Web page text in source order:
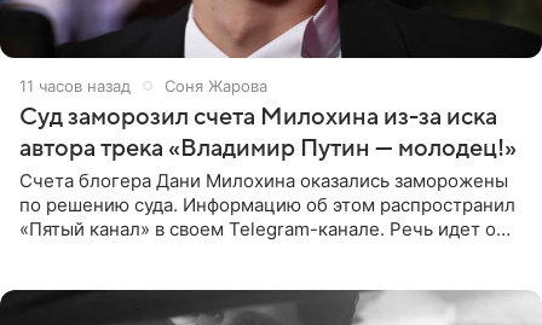
11 часов назад Соня Жарова
Суд заморозил счета Милохина из-за иска
автора трека «Владимир Путин — молодец!»
Счета блогера Дани Милохина оказались заморожены
по решению суда. Информацию об этом распространил
«Пятый канал» в своем Telegram-канале. Речь идет о